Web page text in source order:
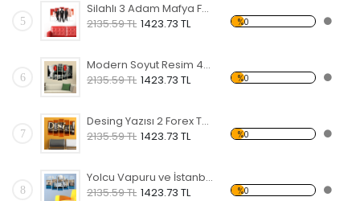
5
Silahlı 3 Adam Mafya Forex Tablo
2135.59 TL 1423.73 TL %0
6
Modern Soyut Resim 40 Forex Tablo
2135.59 TL 1423.73 TL %0
7
Desing Yazısı 2 Forex Tablo
2135.59 TL 1423.73 TL %0
8
Yolcu Vapuru ve İstanbul Forex Tablo
2135.59 TL 1423.73 TL %0